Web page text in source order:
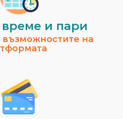
време и пари
възможностите на